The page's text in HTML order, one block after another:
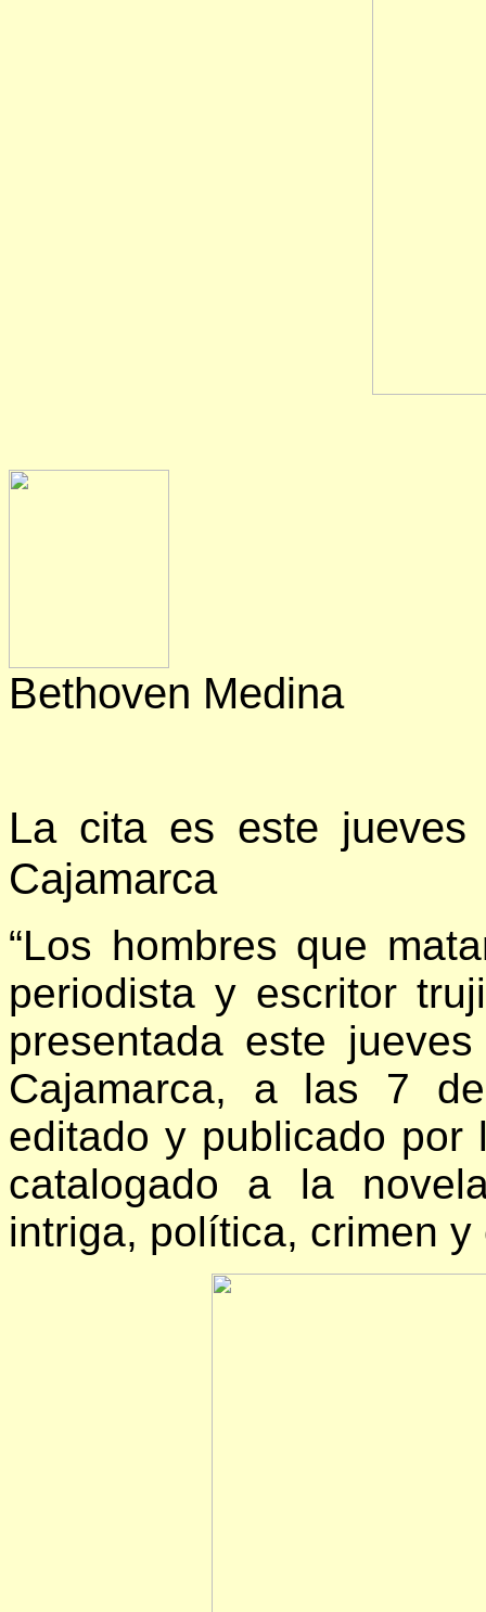
Bethoven Medina
La cita es este
Cajamarca
“Los hombres que
periodista y escritor
presentada este
Cajamarca, a las 7
editado y publicado por
catalogado a la
intriga, política, crimen y